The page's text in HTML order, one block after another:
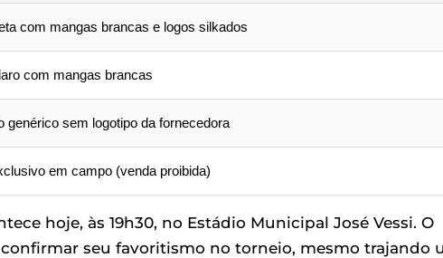
com mangas brancas e logos silkados
com mangas brancas
genérico sem logotipo da fornecedora
em campo (venda proibida)
hoje, às 19h30, no Estádio Municipal José Vessi. O
confirmar seu favoritismo no torneio, mesmo trajando